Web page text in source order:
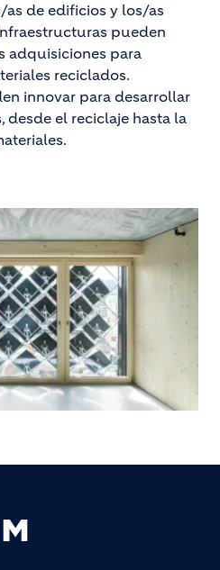
de edificios y los/as
pueden
adquisiciones para
reciclados.
innovar para desarrollar
desde el reciclaje hasta la